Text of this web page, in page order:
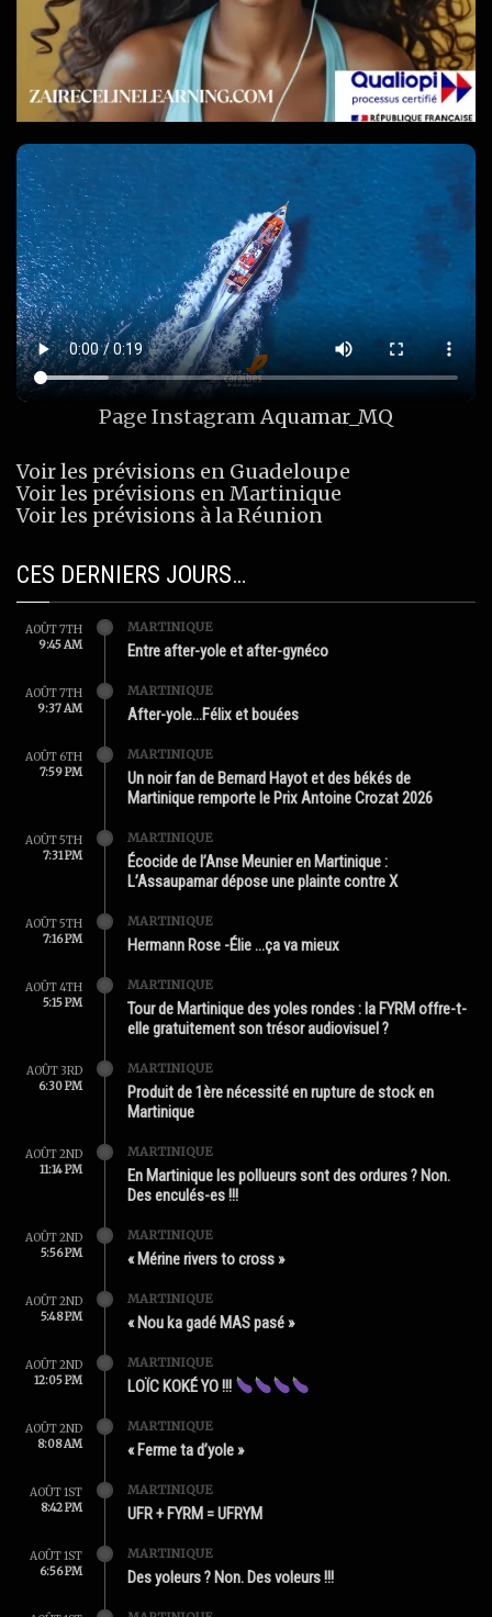
Page InstagramAquamar_MQ
Voir les prévisions en Guadeloupe
Voir les prévisions en Martinique
Voir les prévisions à la Réunion
CES DERNIERS JOURS…
AOÛT 7TH
9:45 AM
MARTINIQUE
Entre after-yole et after-gynéco
AOÛT 7TH
9:37 AM
MARTINIQUE
After-yole…Félix et bouées
AOÛT 6TH
7:59 PM
MARTINIQUE
Un noir fan de Bernard Hayot et des békés de
Martinique remporte le Prix Antoine Crozat 2026
AOÛT 5TH
7:31 PM
MARTINIQUE
Écocide de l’Anse Meunier en Martinique :
L’Assaupamar dépose une plainte contre X
AOÛT 5TH
7:16 PM
MARTINIQUE
Hermann Rose -Élie …ça va mieux
AOÛT 4TH
5:15 PM
MARTINIQUE
Tour de Martinique des yoles rondes : la FYRM offre-t-
elle gratuitement son trésor audiovisuel ?
AOÛT 3RD
6:30 PM
MARTINIQUE
Produit de 1ère nécessité en rupture de stock en
Martinique
AOÛT 2ND
11:14 PM
MARTINIQUE
En Martinique les pollueurs sont des ordures ? Non.
Des enculés-es !!!
AOÛT 2ND
5:56 PM
MARTINIQUE
« Mérine rivers to cross »
AOÛT 2ND
5:48 PM
MARTINIQUE
« Nou ka gadé MAS pasé »
AOÛT 2ND
12:05 PM
MARTINIQUE
LOÏC KOKÉ YO !!!
AOÛT 2ND
8:08 AM
MARTINIQUE
« Ferme ta d’yole »
AOÛT 1ST
8:42 PM
MARTINIQUE
UFR + FYRM = UFRYM
AOÛT 1ST
6:56 PM
MARTINIQUE
Des yoleurs ? Non. Des voleurs !!!